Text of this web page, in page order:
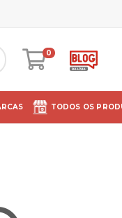
0
TODOS OS